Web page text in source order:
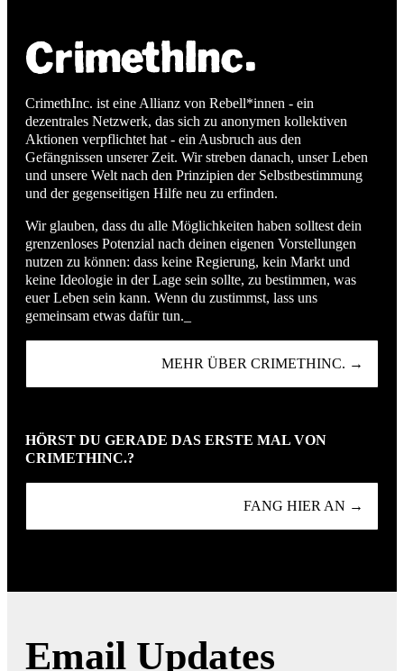
CrimethInc. ist eine Allianz von Rebell*innen - ein
dezentrales Netzwerk, das sich zu anonymen kollektiven
Aktionen verpflichtet hat - ein Ausbruch aus den
Gefängnissen unserer Zeit. Wir streben danach, unser Leben
und unsere Welt nach den Prinzipien der Selbstbestimmung
und der gegenseitigen Hilfe neu zu erfinden.
Wir glauben, dass du alle Möglichkeiten haben solltest dein
grenzenloses Potenzial nach deinen eigenen Vorstellungen
nutzen zu können: dass keine Regierung, kein Markt und
keine Ideologie in der Lage sein sollte, zu bestimmen, was
euer Leben sein kann. Wenn du zustimmst, lass uns
gemeinsam etwas dafür tun._
MEHR ÜBER CRIMETHINC. →
HÖRST DU GERADE DAS ERSTE MAL VON
CRIMETHINC.?
FANG HIER AN →
Email Updates